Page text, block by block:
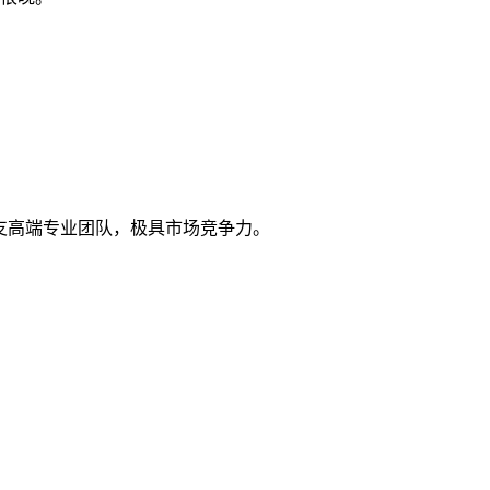
端专业团队，极具市场竞争力。